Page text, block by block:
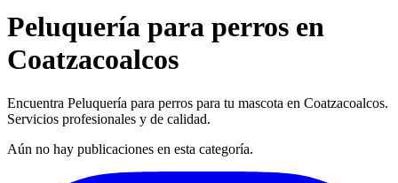
Peluquería para perros en
Coatzacoalcos
Encuentra Peluquería para perros para tu mascota en Coatzacoalcos.
Servicios profesionales y de calidad.
Aún no hay publicaciones en esta categoría.